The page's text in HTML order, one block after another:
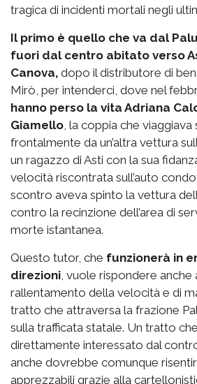
tragica di incidenti mortali negli
Il primo è quello che va dal
fuori dal centro abitato verso
Canova, dopo il distributore di
Mirò, per intenderci, dove nel
hanno perso la vita Adriana
Giamello, la coppia che viaggiava
frontalmente da un’altra vettura
un ragazzo di Asti con la sua
velocità riscontrata sull’auto
scontro aveva spinto la vettura
contro la recinzione dell’area di
morte istantanea.
Questo tutor, che funzionerà in
direzioni, vuole rispondere anche
rallentamento della velocità e di
tratto che attraversa la frazione
sulla trafficata statale. Un tratto
direttamente interessato dal
anche dovrebbe comunque
apprezzabili grazie alla